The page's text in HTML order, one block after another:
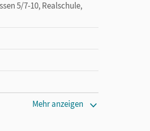
5/7-10, Realschule,
Mehr anzeigen